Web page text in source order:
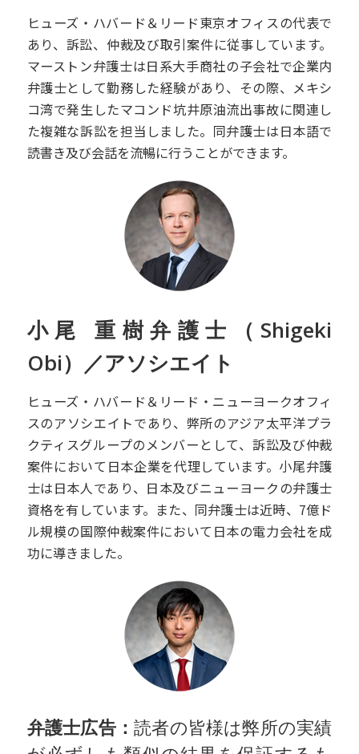
ヒューズ・ハバード＆リード東京オフィスの代表で
あり、訴訟、仲裁及び取引案件に従事しています。
マーストン弁護士は日系大手商社の子会社で企業内
弁護士として勤務した経験があり、その際、メキシ
コ湾で発生したマコンド坑井原油流出事故に関連し
た複雑な訴訟を担当しました。同弁護士は日本語で
読書き及び会話を流暢に行うことができます。
小尾 重樹弁護士（Shigeki
Obi）／アソシエイト
ヒューズ・ハバード＆リード・ニューヨークオフィ
スのアソシエイトであり、弊所のアジア太平洋プラ
クティスグループのメンバーとして、訴訟及び仲裁
案件において日本企業を代理しています。小尾弁護
士は日本人であり、日本及びニューヨークの弁護士
資格を有しています。また、同弁護士は近時、7億ド
ル規模の国際仲裁案件において日本の電力会社を成
功に導きました。
弁護士広告：読者の皆様は弊所の実績